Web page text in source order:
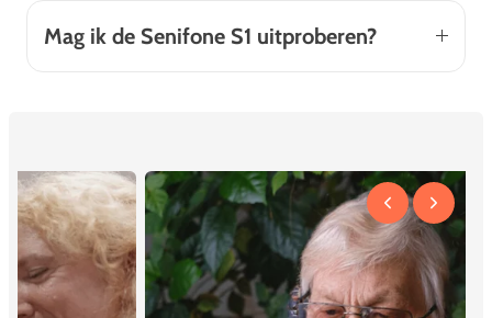
Mag ik de Senifone S1 uitproberen?
From the people